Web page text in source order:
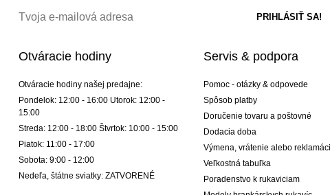
Otváracie hodiny
Otváracie hodiny našej predajne:
Pondelok: 12:00 - 16:00 Utorok: 12:00 -
15:00
Streda: 12:00 - 18:00 Štvrtok: 10:00 - 15:00
Piatok: 11:00 - 17:00
Sobota: 9:00 - 12:00
Nedeľa, štátne sviatky: ZATVORENÉ
Servis & podpora
Pomoc - otázky & odpovede
Spôsob platby
Doručenie tovaru a poštovné
Dodacia doba
Výmena, vrátenie alebo
Veľkostná tabuľka
Poradenstvo k rukaviciam